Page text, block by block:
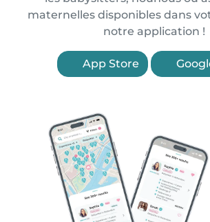
maternelles disponibles dans
notre application !
App Store